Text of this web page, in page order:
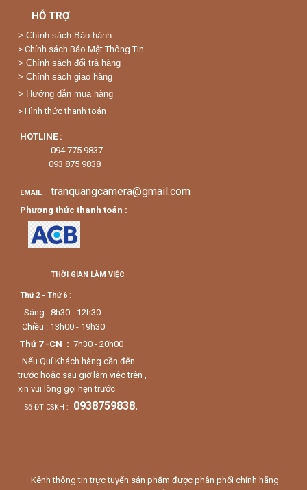
HỖ TRỢ
> Chính sách Bảo hành
> Chính sách Bảo Mật Thông Tin
> Chính sách đổi trả hàng
> Chính sách giao hàng
> Hướng dẫn mua hàng
> Hình thức thanh toán
HOTLINE :
094 775 9837
093 875 9838
EMAIL : tranquangcamera@gmail.com
Phương thức thanh toán :
THỜI GIAN LÀM VIỆC
Thứ 2 - Thứ 6 :
Sáng : 8h30 - 12h30
Chiều : 13h00 - 19h30
Thứ 7 -CN : 7h30 - 20h00
Nếu Quí Khách hàng cần đến
trước hoặc sau giờ làm việc trên ,
xin vui lòng gọi hẹn trước
Số ĐT CSKH : 0938759838.
Kênh thông tin trực tuyến sản phẩm được phân phối chính hãng